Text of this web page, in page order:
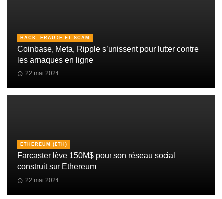
HACK, FRAUDE ET SCAM
Coinbase, Meta, Ripple s’unissent pour lutter contre
les arnaques en ligne
22 mai 2024
ETHEREUM (ETH)
Farcaster lève 150M$ pour son réseau social
construit sur Ethereum
22 mai 2024